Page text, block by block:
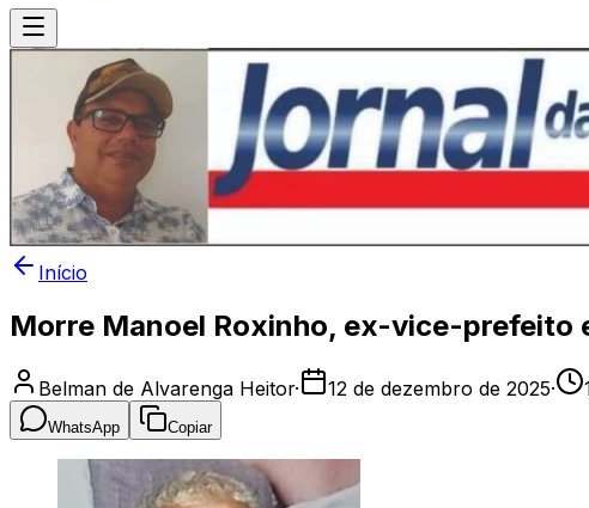
Início
Morre Manoel Roxinho, ex-vice-prefeito
Belman de Alvarenga Heitor· 12 de dezembro de 2025·
WhatsApp Copiar